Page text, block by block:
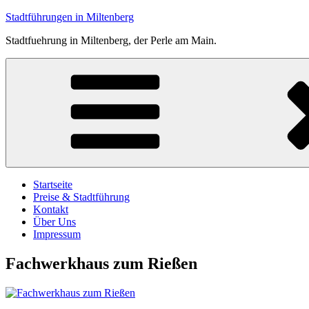
Zum
springen
Stadtführungen in Miltenberg
Stadtfuehrung in Miltenberg, der Perle am Main.
Startseite
Preise & Stadtführung
Kontakt
Über Uns
Impressum
Fachwerkhaus zum Rießen